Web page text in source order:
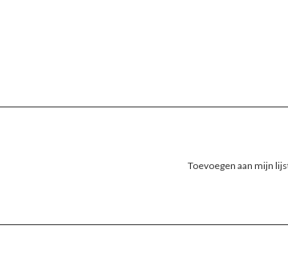
Toevoegen aan mijn